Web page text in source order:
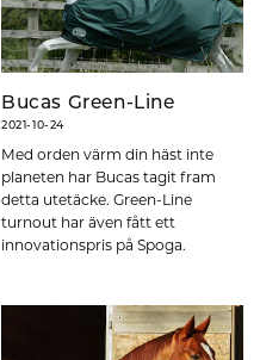
Bucas Green-Line
2021-10-24
Med orden värm din häst inte
planeten har Bucas tagit fram
detta utetäcke. Green-Line
turnout har även fått ett
innovationspris på Spoga.